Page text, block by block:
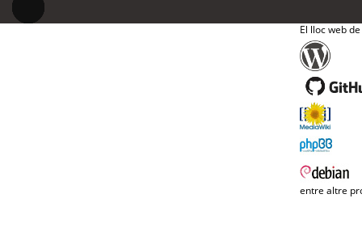
El lloc web
entre altre